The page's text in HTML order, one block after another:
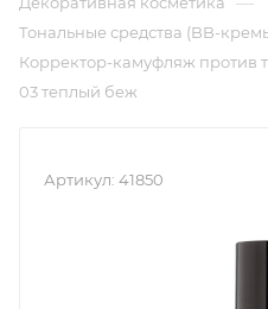
Тональные средства (BB-
Корректор-камуфляж против
03 теплый беж
Артикул: 41850